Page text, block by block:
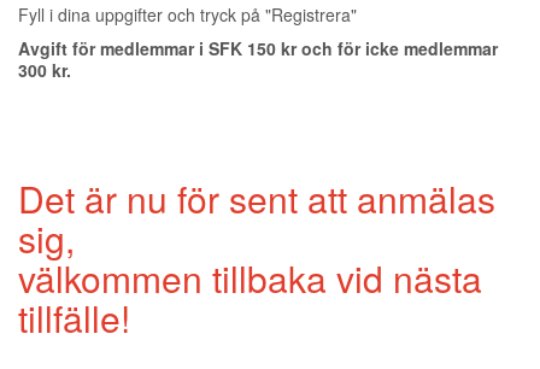
Fyll i dina uppgifter och tryck på "Registrera"
Avgift för medlemmar i SFK 150 kr och för icke medlemmar
300 kr.
Det är nu för sent att anmälas
sig,
välkommen tillbaka vid nästa
tillfälle!